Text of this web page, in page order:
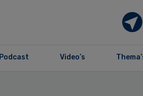
Podcast Video’s